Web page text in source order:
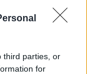
third parties, or
for
che si